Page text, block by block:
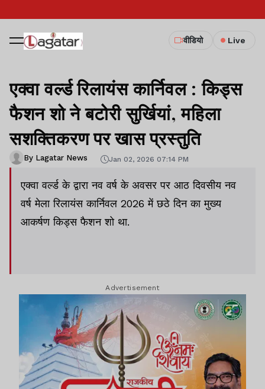
वीडियो Live
एक्वा वर्ल्ड रिलायंस कार्निवल : किड्स
फैशन शो ने बटोरी सुर्खियां, महिला
सशक्तिकरण पर खास प्रस्तुति
By Lagatar News Jan 02, 2026 07:14 PM
एक्वा वर्ल्ड के द्वारा नव वर्ष के अवसर पर आठ दिवसीय नव
वर्ष मेला रिलायंस कार्निवल 2026 में छठे दिन का मुख्य
आकर्षण किड्स फैशन शो था.
Advertisement